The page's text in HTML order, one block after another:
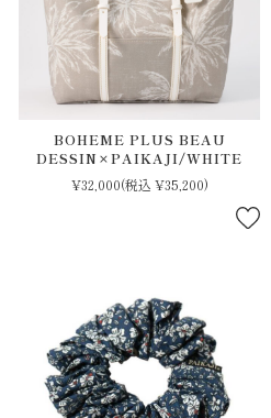
BOHEME PLUS BEAU
DESSIN×PAIKAJI/WHITE
¥32,000(税込 ¥35,200)